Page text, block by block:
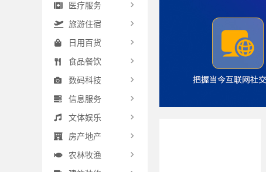
医疗服务
旅游住宿
日用百货
食品餐饮
数码科技
信息服务
文体娱乐
房产地产
农林牧渔